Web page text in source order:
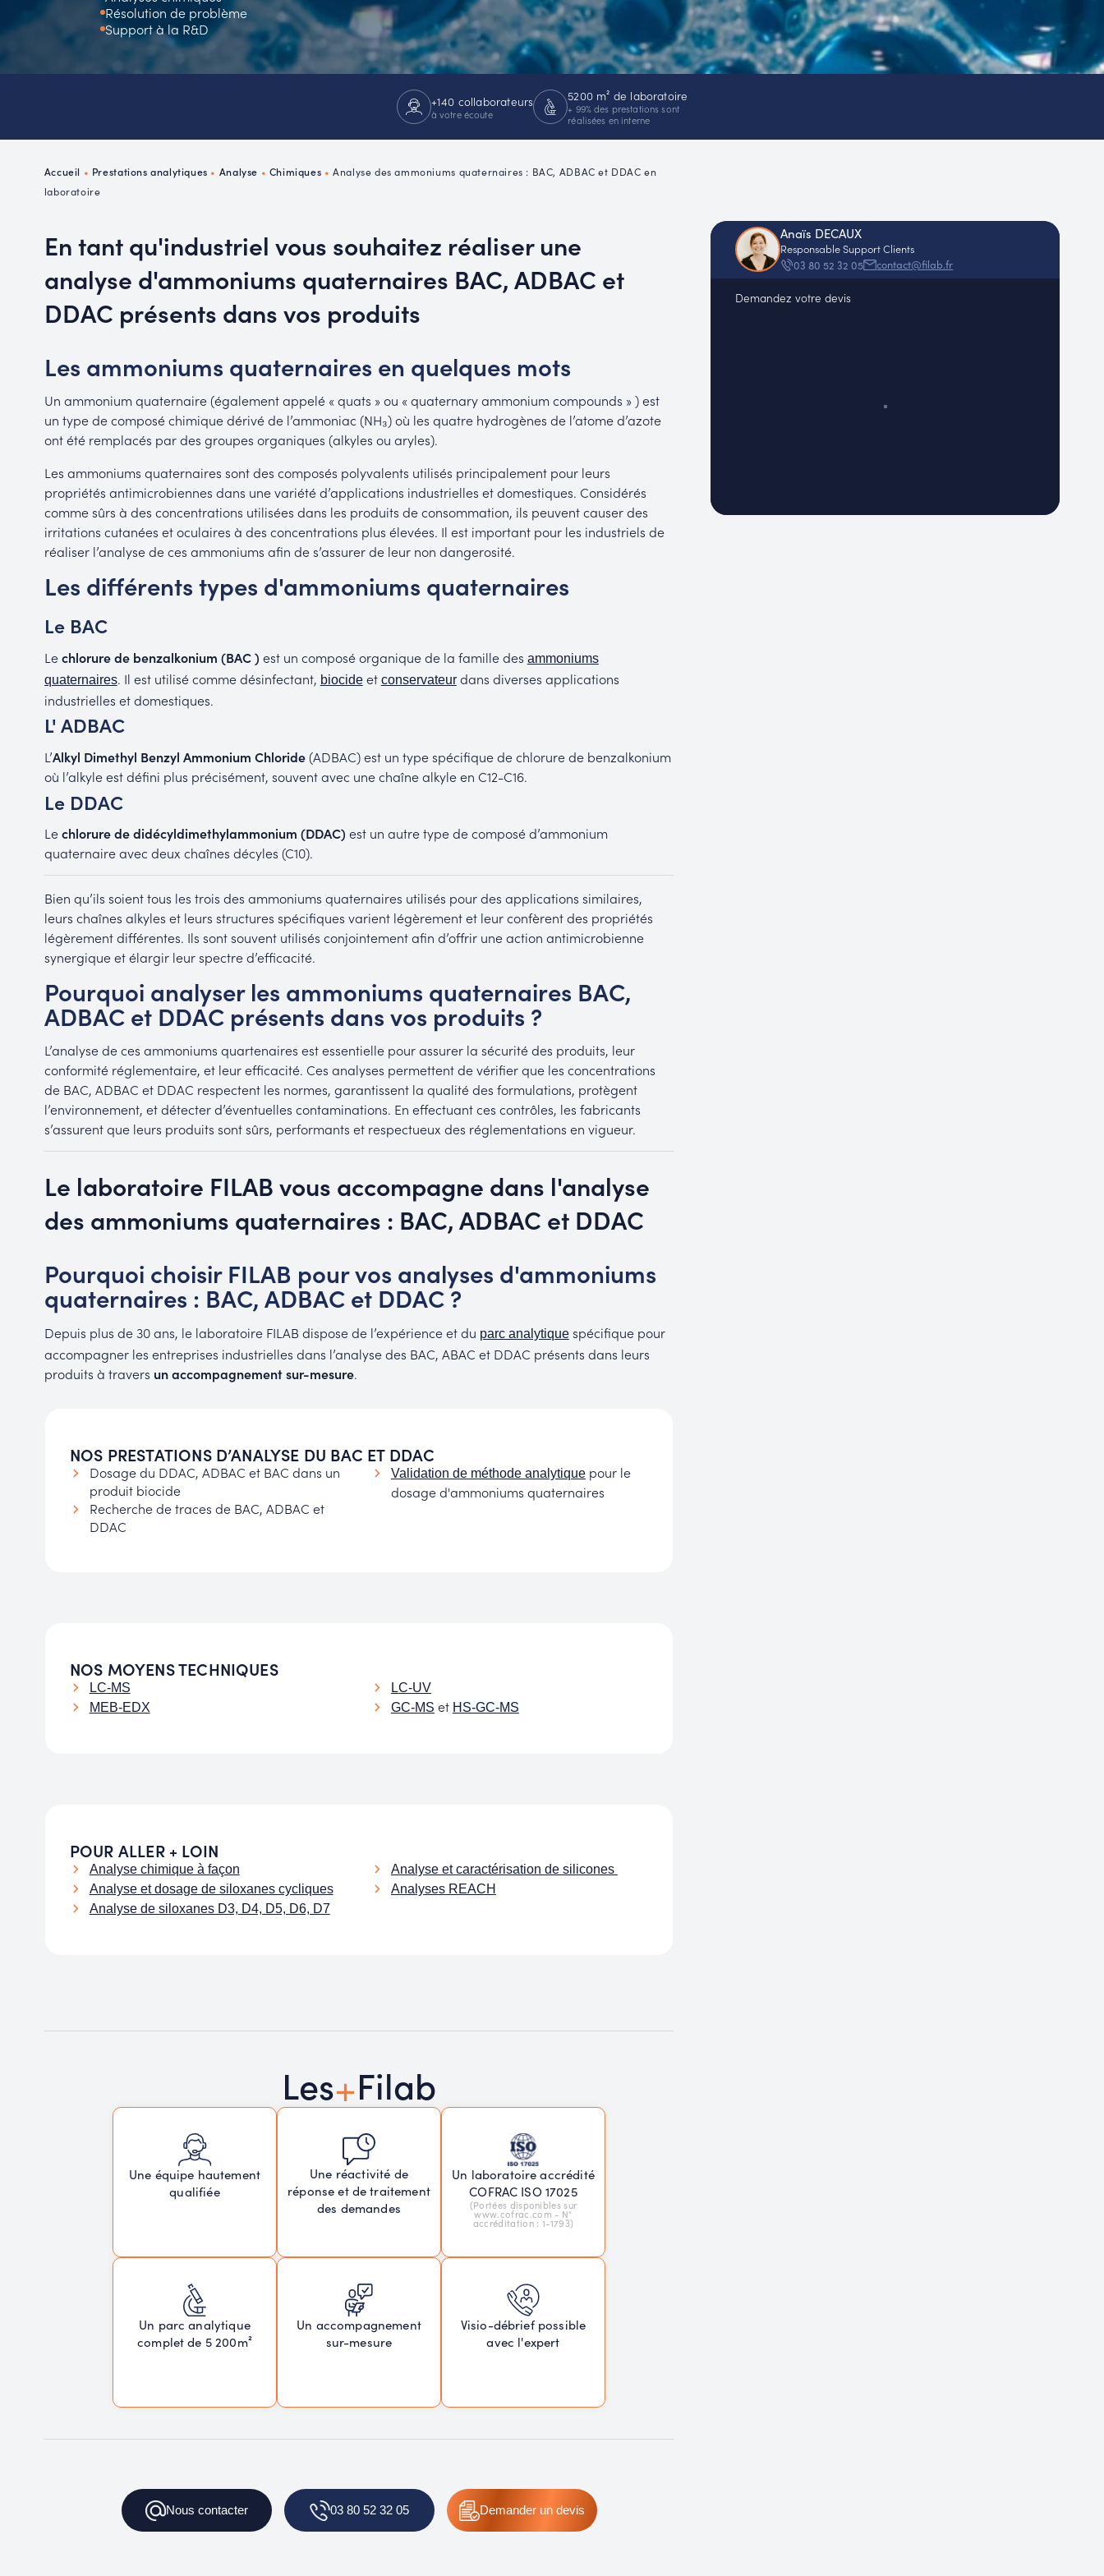
PMUC
REACH
Résolution de problème
Support à la R&D
+140 collaborateurs
à votre écoute
5200 m² de laboratoire
+ 99% des prestations sont
réalisées en interne
Accueil • Prestations analytiques • Analyse • Chimiques •Analyse des ammoniums quaternaires : BAC, ADBAC et DDAC en
laboratoire
En tant qu'industriel vous souhaitez réaliser une
analyse d'ammoniums quaternaires BAC, ADBAC et
DDAC présents dans vos produits
Les ammoniums quaternaires en quelques mots
Un ammonium quaternaire (également appelé « quats » ou « quaternary ammonium compounds » ) est
un type de composé chimique dérivé de l’ammoniac (NH₃) où les quatre hydrogènes de l’atome d’azote
ont été remplacés par des groupes organiques (alkyles ou aryles).
Les ammoniums quaternaires sont des composés polyvalents utilisés principalement pour leurs
propriétés antimicrobiennes dans une variété d’applications industrielles et domestiques. Considérés
comme sûrs à des concentrations utilisées dans les produits de consommation, ils peuvent causer des
irritations cutanées et oculaires à des concentrations plus élevées. Il est important pour les industriels de
réaliser l’analyse de ces ammoniums afin de s’assurer de leur non dangerosité.
Les différents types d'ammoniums quaternaires
Le BAC
Lechlorure de benzalkonium (BAC ) est un composé organique de la famille des ammoniums
quaternaires. Il est utilisé comme désinfectant, biocideet conservateurdans diverses applications
industrielles et domestiques.
L' ADBAC
L’Alkyl Dimethyl Benzyl Ammonium Chloride(ADBAC) est un type spécifique de chlorure de benzalkonium
où l’alkyle est défini plus précisément, souvent avec une chaîne alkyle en C12-C16.
Le DDAC
Lechlorure de didécyldimethylammonium (DDAC) est un autre type de composé d’ammonium
quaternaire avec deux chaînes décyles (C10).
Bien qu’ils soient tous les trois des ammoniums quaternaires utilisés pour des applications similaires,
leurs chaînes alkyles et leurs structures spécifiques varient légèrement et leur confèrent des propriétés
légèrement différentes. Ils sont souvent utilisés conjointement afin d’offrir une action antimicrobienne
synergique et élargir leur spectre d’efficacité.
Pourquoi analyser les ammoniums quaternaires BAC,
ADBAC et DDAC présents dans vos produits ?
L’analyse de ces ammoniums quartenaires est essentielle pour assurer la sécurité des produits, leur
conformité réglementaire, et leur efficacité. Ces analyses permettent de vérifier que les concentrations
de BAC, ADBAC et DDAC respectent les normes, garantissent la qualité des formulations, protègent
l’environnement, et détecter d’éventuelles contaminations. En effectuant ces contrôles, les fabricants
s’assurent que leurs produits sont sûrs, performants et respectueux des réglementations en vigueur.
Le laboratoire FILAB vous accompagne dans l'analyse
des ammoniums quaternaires : BAC, ADBAC et DDAC
Pourquoi choisir FILAB pour vos analyses d'ammoniums
quaternaires : BAC, ADBAC et DDAC ?
Depuis plus de 30 ans, le laboratoire FILAB dispose de l’expérience et du parc analytiquespécifique pour
accompagner les entreprises industrielles dans l’analyse des BAC, ABAC et DDAC présents dans leurs
produits à travers un accompagnement sur-mesure.
NOS PRESTATIONS D’ANALYSE DU BAC ET DDAC
Dosage du DDAC, ADBAC et BAC dans un
produit biocide
Recherche de traces de BAC, ADBAC et
DDAC
Validation de méthode analytiquepour le
dosage d'ammoniums quaternaires
NOS MOYENS TECHNIQUES
LC-MS
MEB-EDX
LC-UV
GC-MS et HS-GC-MS
POUR ALLER + LOIN
Analyse chimique à façon
Analyse et dosage de siloxanes cycliques
Analyse de siloxanes D3, D4, D5, D6, D7
Analyse et caractérisation de silicones
Analyses REACH
Les+Filab
Une équipe hautement
qualifiée
Une réactivité de
réponse et de traitement
des demandes
Un laboratoire accrédité
COFRAC ISO 17025
(Portées disponibles sur
www.cofrac.com - N°
accréditation : 1-1793)
Un parc analytique
complet de 5 200m²
Un accompagnement
sur-mesure
Visio-débrief possible
avec l'expert
Nous contacter 03 80 52 32 05 Demanderun devis
Anaïs DECAUX
Responsable Support Clients
03 80 52 32 05
contact@filab.fr
Demandez votre devis